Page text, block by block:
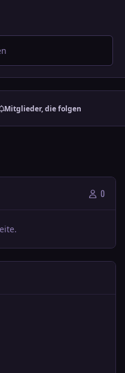
Mitglieder, die folgen
0